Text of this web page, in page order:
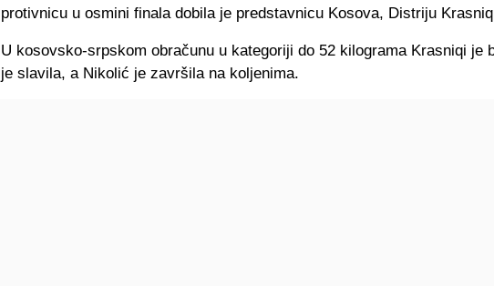
protivnicu u osmini finala dobila je predstavnicu Kosova, Distriju
U kosovsko-srpskom obračunu u kategoriji do 52 kilograma Krasniqi je
je slavila, a Nikolić je završila na koljenima.